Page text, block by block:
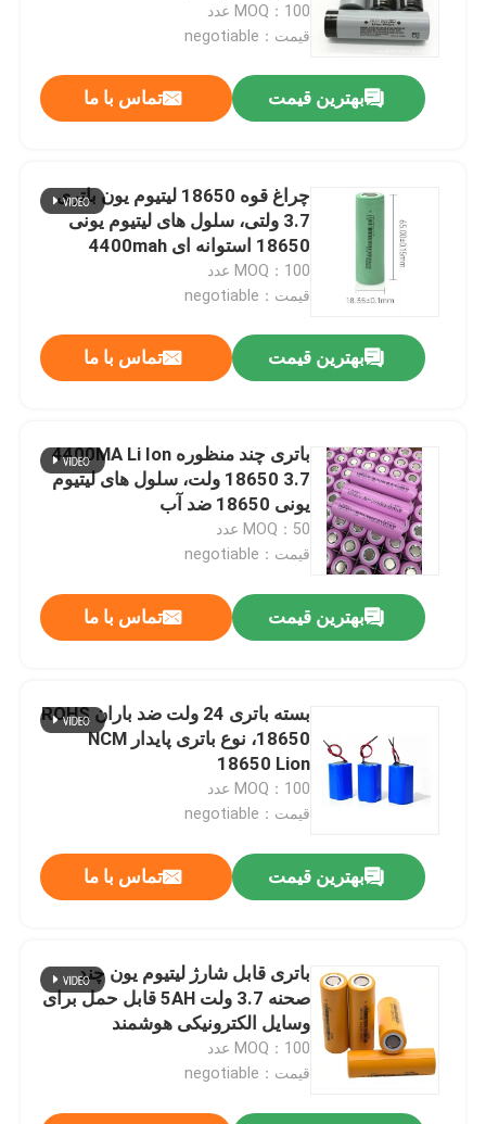
MOQ：100 عدد
قیمت：negotiable
بهترین قیمت تماس با ما
چراغ قوه 18650 لیتیوم یون باتری
3.7 ولتی، سلول های لیتیوم یونی
18650 استوانه ای 4400mah
MOQ：100 عدد
قیمت：negotiable
بهترین قیمت تماس با ما
باتری چند منظوره 4400MA Li Ion
18650 3.7 ولت، سلول های لیتیوم
یونی 18650 ضد آب
MOQ：50 عدد
قیمت：negotiable
بهترین قیمت تماس با ما
بسته باتری 24 ولت ضد باران ROHS
18650، نوع باتری پایدار NCM
18650 Lion
MOQ：100 عدد
قیمت：negotiable
بهترین قیمت تماس با ما
باتری قابل شارژ لیتیوم یون چند
صحنه 3.7 ولت 5AH قابل حمل برای
وسایل الکترونیکی هوشمند
MOQ：100 عدد
قیمت：negotiable